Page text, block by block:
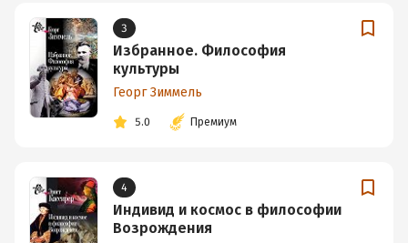
3
Избранное. Философия
культуры
Георг Зиммель
5.0 Премиум
4
Индивид и космос в философии
Возрождения